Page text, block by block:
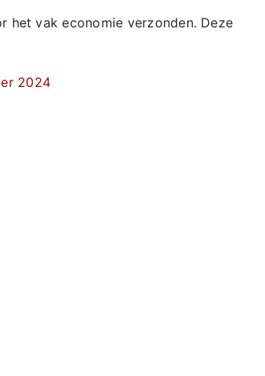
het vak economie verzonden. Deze
2024